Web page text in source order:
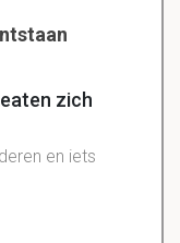
zich
en iets